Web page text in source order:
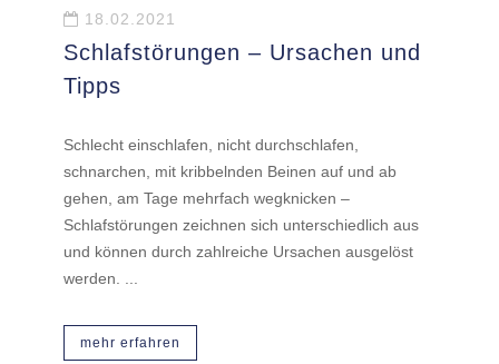
18.02.2021
Schlafstörungen – Ursachen und
Tipps
Schlecht einschlafen, nicht durchschlafen,
schnarchen, mit kribbelnden Beinen auf und ab
gehen, am Tage mehrfach wegknicken –
Schlafstörungen zeichnen sich unterschiedlich aus
und können durch zahlreiche Ursachen ausgelöst
werden. ...
mehr erfahren